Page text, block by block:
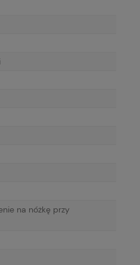
na nóżkę przy